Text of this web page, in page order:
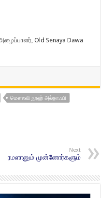
Old Senaya Dawa
மௌலவி நூஹ் அல்தாஃபி
Next
ரமளானும் முன்னோர்களும்